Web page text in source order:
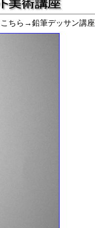
ちら→鉛筆デッサン講座